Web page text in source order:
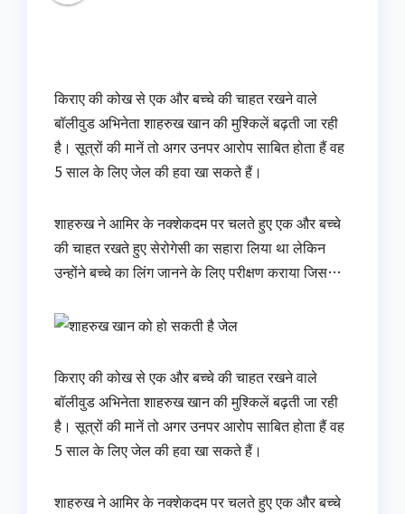
किराए की कोख से एक और बच्‍चे की चाहत रखने वाले
बॉलीवुड अभिनेता शाहरुख खान की मुश्किलें बढ़ती जा रही
है। सूत्रों की मानें तो अगर उनपर आरोप साबित होता हैं वह
5 साल के लिए जेल की हवा खा सकते हैं।
शाहरुख ने आमिर के नक्‍शेकदम पर चलते हुए एक और बच्‍चे
की चाहत रखते हुए सेरोगेसी का सहारा लिया था लेकिन
उन्‍होंने बच्‍चे का लिंग जानने के लिए पर‍ीक्षण कराया जिस…
किराए की कोख से एक और बच्‍चे की चाहत रखने वाले
बॉलीवुड अभिनेता शाहरुख खान की मुश्किलें बढ़ती जा रही
है। सूत्रों की मानें तो अगर उनपर आरोप साबित होता हैं वह
5 साल के लिए जेल की हवा खा सकते हैं।
शाहरुख ने आमिर के नक्‍शेकदम पर चलते हुए एक और बच्‍चे